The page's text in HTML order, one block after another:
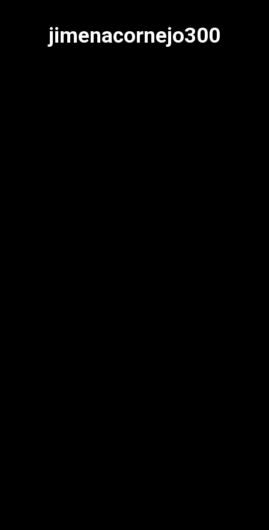
jimenacornejo300